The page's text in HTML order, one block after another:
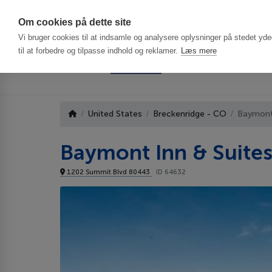
Om cookies på dette site
Vi bruger cookies til at indsamle og analysere oplysninger på stedet
til at forbedre og tilpasse indhold og reklamer. Læs mere
United States Breckenridge - CO
Baymont Inn &
1202 Summit Blvd 80443 ID 64632